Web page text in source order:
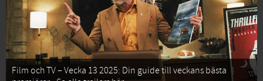
Film och TV – Vecka 13 2025: Din guide till veckans bästa